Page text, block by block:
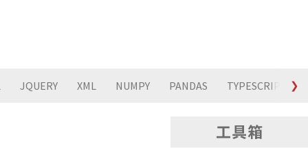
JQUERY XML NUMPY PANDAS TYPESCRIPT ❯